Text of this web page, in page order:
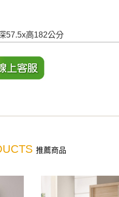
57.5x高182公分
司除了盡最大努力完成配送外
護物流人員的工作安全，賣家無
型傢俱有組裝、配送的問題，
不用整天在家等貨，以免浪費
公司配送暫無法配合開店前、
收家具服務，若需回收家俱可
密切注意。
無回收家具服務，若需回收家具
推薦商品